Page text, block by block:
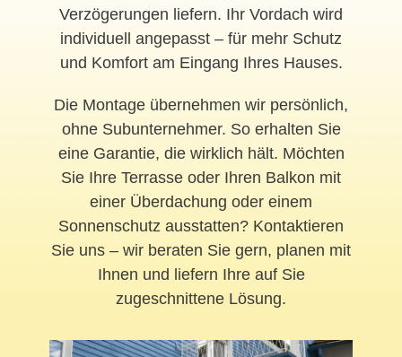
Verzögerungen liefern. Ihr Vordach wird
individuell angepasst – für mehr Schutz
und Komfort am Eingang Ihres Hauses.
Die Montage übernehmen wir persönlich,
ohne Subunternehmer. So erhalten Sie
eine Garantie, die wirklich hält. Möchten
Sie Ihre Terrasse oder Ihren Balkon mit
einer Überdachung oder einem
Sonnenschutz ausstatten? Kontaktieren
Sie uns – wir beraten Sie gern, planen mit
Ihnen und liefern Ihre auf Sie
zugeschnittene Lösung.